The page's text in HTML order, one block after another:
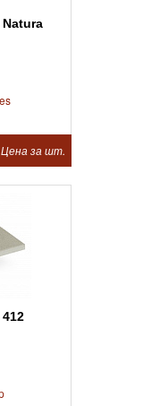
Цена за шт.
412